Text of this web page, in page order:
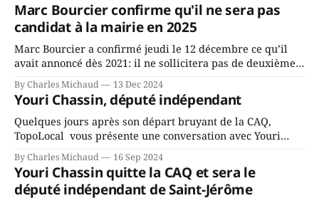
Marc Bourcier confirme qu'il ne sera pas
candidat à la mairie en 2025
Marc Bourcier a confirmé jeudi le 12 décembre ce qu’il
avait annoncé dès 2021: il ne sollicitera pas de deuxième
mandat à titre de maire de Saint-Jérôme. Bourcier en a
fait l’annonce en s’adressant aux employés de la ville,
rassemblés en soirée pour leur traditionnel souper
By Charles Michaud 13 Dec 2024
Youri Chassin, député indépendant
Quelques jours après son départ bruyant de la CAQ,
TopoLocal vous présente une conversation avec Youri
Chassin. Nous avons causé de sa décision. Y songeait-il
depuis longtemps? Sera-t-il candidat indépendant dans 2
ans? Joindrait-il un autre parti, par exemple les
conservateurs d’Éric Duhaime? Que lui
By Charles Michaud 16 Sep 2024
Youri Chassin quitte la CAQ et sera le
député indépendant de Saint-Jérôme